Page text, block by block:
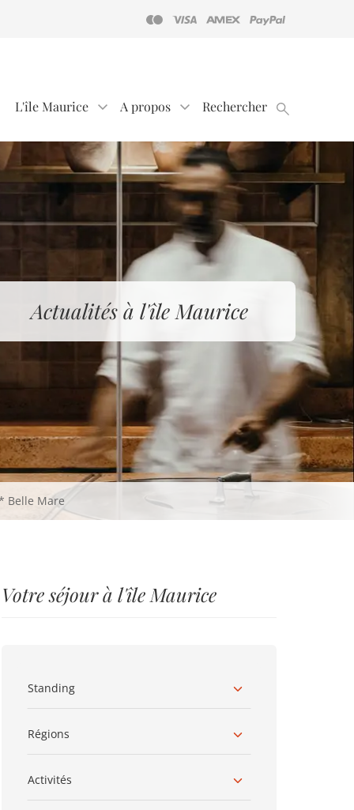
L'île Maurice A propos Rechercher
Actualités à l'île Maurice
Belle Mare
Votre séjour à l'île Maurice
Standing
Régions
Activités